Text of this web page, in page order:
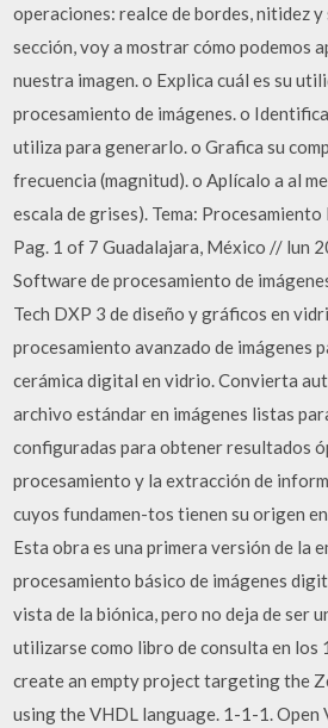
operaciones: realce de bordes, nitidez y
sección, voy a mostrar cómo podemos
nuestra imagen. o Explica cuál es su
procesamiento de imágenes. o
utiliza para generarlo. o Grafica su
frecuencia (magnitud). o Aplícalo a al
escala de grises). Tema:
Pag. 1 of 7 Guadalajara, México // lun
Software de procesamiento de
Tech DXP 3 de diseño y gráficos en
procesamiento avanzado de imágenes
cerámica digital en vidrio. Convierta
archivo estándar en imágenes listas
configuradas para obtener resultados
procesamiento y la extracción de
cuyos fundamen-tos tienen su origen
Esta obra es una primera versión de la
procesamiento básico de imágenes
vista de la biónica, pero no deja de ser
utilizarse como libro de consulta en los
create an empty project targeting the
using the VHDL language. 1-1-1. Open